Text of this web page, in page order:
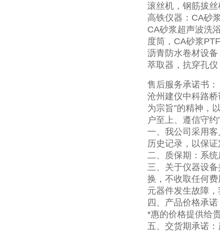
滚丝机，钢筋拔丝
高铁仪器：CA砂
CA砂浆超声波洗
度筒，CA砂浆
沥青防水卷材设
萃取器，抗穿孔
售后服务承诺书：
沧州建仪中科路
为宗旨”的精神，
户至上、遵信守
一、我公司采用
历史记录，以保
二、质保期：系
三、关于仪器设
换，不收取任何
元器件发生故障
四、产品价格承
*惠的价格提供给
五、交货期承诺